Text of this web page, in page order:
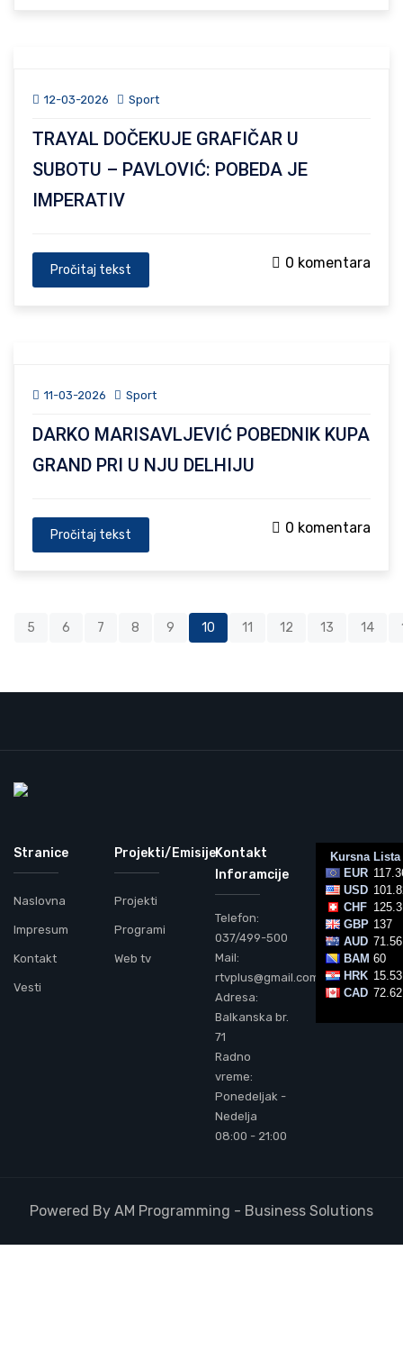
12-03-2026 Sport
TRAYAL DOČEKUJE GRAFIČAR U
SUBOTU – PAVLOVIĆ: POBEDA JE
IMPERATIV
Pročitaj tekst 0 komentara
11-03-2026 Sport
DARKO MARISAVLJEVIĆ POBEDNIK KUPA
GRAND PRI U NJU DELHIJU
Pročitaj tekst 0 komentara
5 6 7 8 9 10 11 12 13 14
Stranice
Naslovna
Impresum
Kontakt
Vesti
Projekti/Emisije
Projekti
Programi
Web tv
Kontakt
Inforamcije
Telefon:
037/499-500
Mail:
rtvplus@gmail.com
Adresa:
Balkanska br.
71
Radno
vreme:
Ponedeljak -
Nedelja
08:00 - 21:00
Powered By AM Programming - Business Solutions